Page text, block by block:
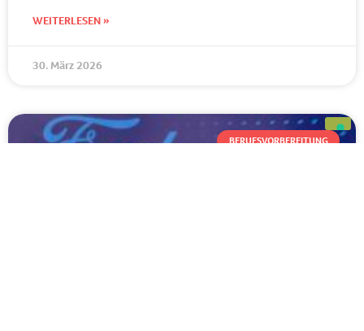
WEITERLESEN »
30. März 2026
BERUFSVORBEREITUNG